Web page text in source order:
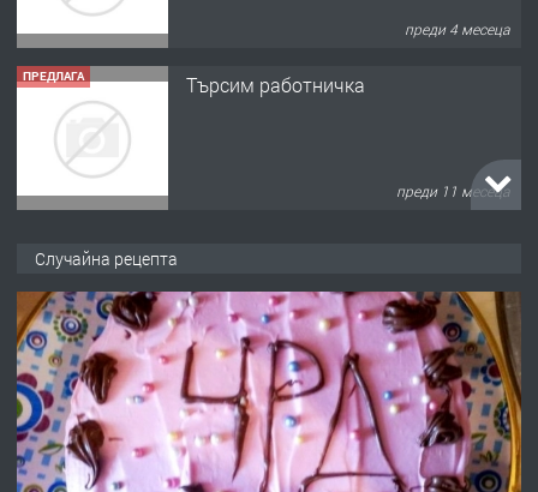
преди 4 месеца
ПРЕДЛАГА Търсим работничка
преди 11 месеца
преди 1 година
ПРЕДЛАГА Работа за общи работници
Случайна рецепта